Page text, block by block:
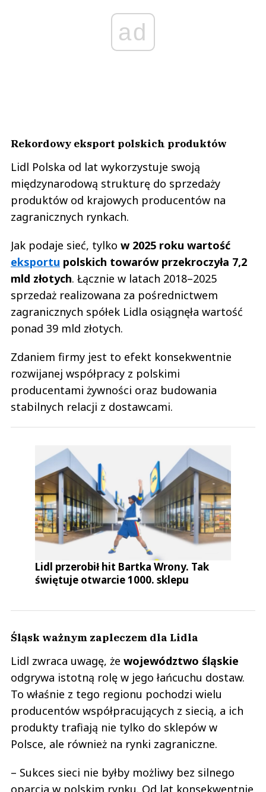
ad
Rekordowy eksport polskich produktów
Lidl Polska od lat wykorzystuje swoją
międzynarodową strukturę do sprzedaży
produktów od krajowych producentów na
zagranicznych rynkach.
Jak podaje sieć, tylko w 2025 roku wartość
eksportu polskich towarów przekroczyła 7,2
mld złotych. Łącznie w latach 2018–2025
sprzedaż realizowana za pośrednictwem
zagranicznych spółek Lidla osiągnęła wartość
ponad 39 mld złotych.
Zdaniem firmy jest to efekt konsekwentnie
rozwijanej współpracy z polskimi
producentami żywności oraz budowania
stabilnych relacji z dostawcami.
Lidl przerobił hit Bartka Wrony. Tak
świętuje otwarcie 1000. sklepu
Śląsk ważnym zapleczem dla Lidla
Lidl zwraca uwagę, że województwo śląskie
odgrywa istotną rolę w jego łańcuchu dostaw.
To właśnie z tego regionu pochodzi wielu
producentów współpracujących z siecią, a ich
produkty trafiają nie tylko do sklepów w
Polsce, ale również na rynki zagraniczne.
– Sukces sieci nie byłby możliwy bez silnego
oparcia w polskim rynku. Od lat konsekwentnie